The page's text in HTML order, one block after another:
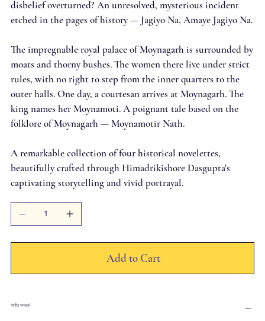
disbelief overturned? An unresolved, mysterious incident
etched in the pages of history — Jagiyo Na, Amaye Jagiyo Na.
The impregnable royal palace of Moynagarh is surrounded by
moats and thorny bushes. The women there live under strict
rules, with no right to step from the inner quarters to the
outer halls. One day, a courtesan arrives at Moynagarh. The
king names her Moynamoti. A poignant tale based on the
folklore of Moynagarh — Moynamotir Nath.
A remarkable collection of four historical novelettes,
beautifully crafted through Himadrikishore Dasgupta's
captivating storytelling and vivid portrayal.
Add to Cart
বইটির সম্পর্কে